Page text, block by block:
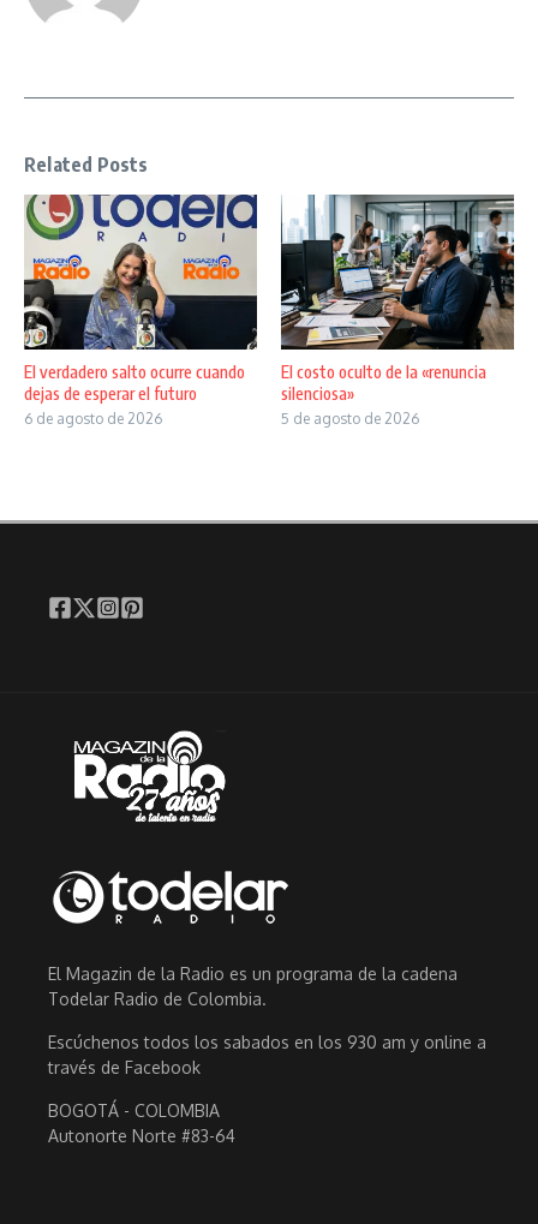
Related Posts
El verdadero salto ocurre cuando
dejas de esperar el futuro
6 de agosto de 2026
El costo oculto de la «renuncia
silenciosa»
5 de agosto de 2026
El Magazin de la Radio es un programa de la cadena
Todelar Radio de Colombia.
Escúchenos todos los sabados en los 930 am y online a
través de Facebook
BOGOTÁ - COLOMBIA
Autonorte Norte #83-64